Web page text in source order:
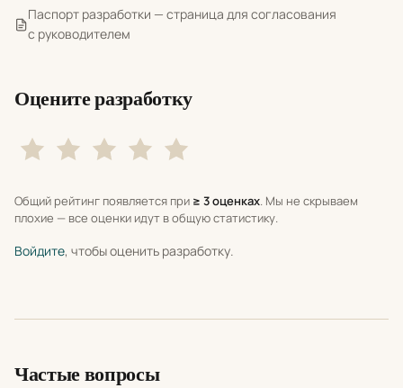
Паспорт разработки — страница для согласования
с руководителем
Оцените разработку
Общий рейтинг появляется при ≥ 3 оценках. Мы не скрываем
плохие — все оценки идут в общую статистику.
Войдите, чтобы оценить разработку.
Частые вопросы